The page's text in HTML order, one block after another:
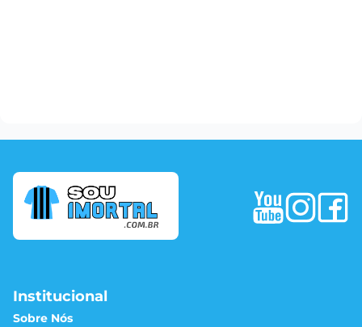
Institucional
Sobre Nós